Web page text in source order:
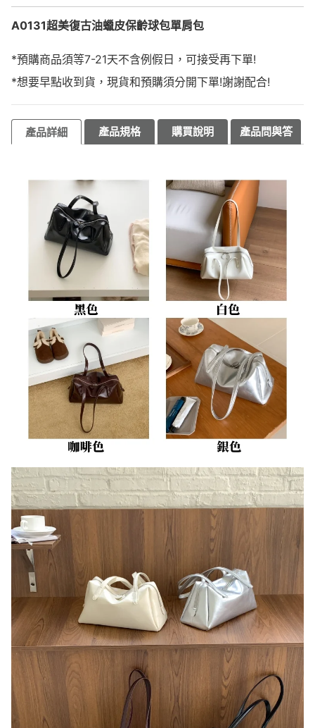
A0131超美復古油蠟皮保齡球包單肩包
*預購商品須等7-21天不含例假日，可接受再下單!
*想要早點收到貨，現貨和預購須分開下單!謝謝配合!
產品詳細 產品規格 購買說明 產品問與答